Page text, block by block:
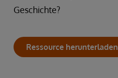
Geschichte?
Ressource herunterladen